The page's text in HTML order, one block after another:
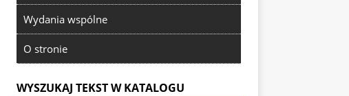
Wydania wspólne
O stronie
WYSZUKAJ TEKST W KATALOGU